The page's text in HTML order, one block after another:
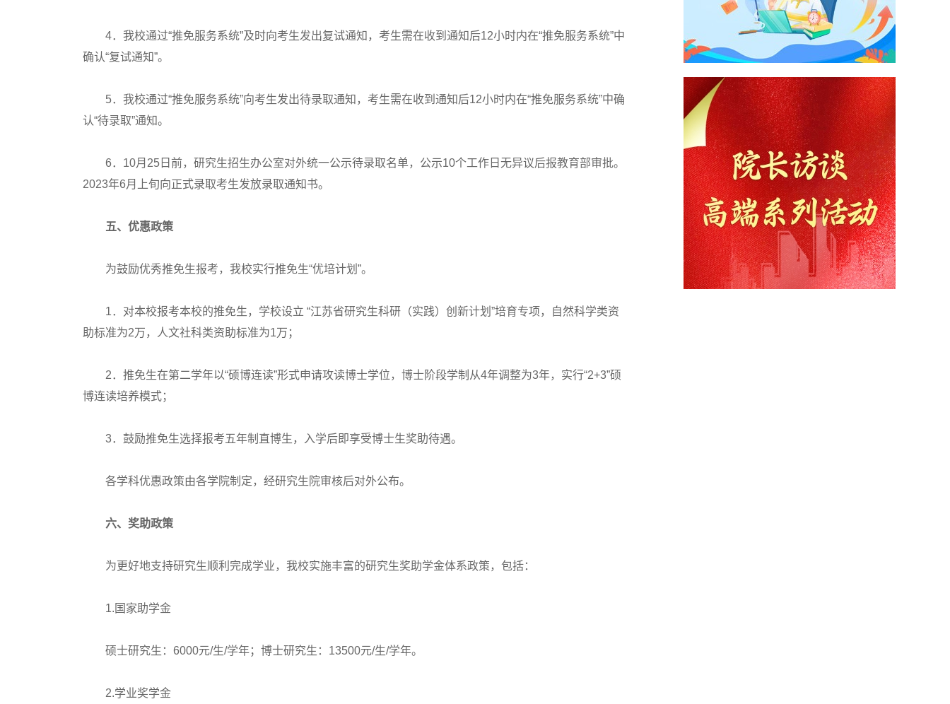
4．我校通过“推免服务系统”及时向考生发出复试通知，考生需在收到通知后12小时内在“推免服务系统”中
确认“复试通知”。
5．我校通过“推免服务系统”向考生发出待录取通知，考生需在收到通知后12小时内在“推免服务系统”中确
认“待录取”通知。
6．10月25日前，研究生招生办公室对外统一公示待录取名单，公示10个工作日无异议后报教育部审批。
2023年6月上旬向正式录取考生发放录取通知书。
五、优惠政策
为鼓励优秀推免生报考，我校实行推免生“优培计划”。
1．对本校报考本校的推免生，学校设立 “江苏省研究生科研（实践）创新计划”培育专项，自然科学类资
助标准为2万，人文社科类资助标准为1万；
2．推免生在第二学年以“硕博连读”形式申请攻读博士学位，博士阶段学制从4年调整为3年，实行“2+3”硕
博连读培养模式；
3．鼓励推免生选择报考五年制直博生，入学后即享受博士生奖助待遇。
各学科优惠政策由各学院制定，经研究生院审核后对外公布。
六、奖助政策
为更好地支持研究生顺利完成学业，我校实施丰富的研究生奖助学金体系政策，包括：
1.国家助学金
硕士研究生：6000元/生/学年；博士研究生：13500元/生/学年。
2.学业奖学金